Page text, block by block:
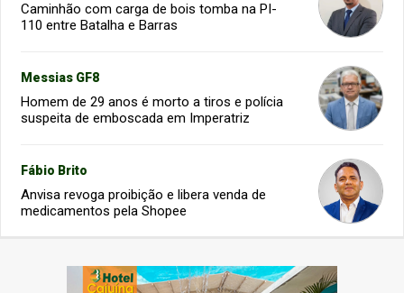
Caminhão com carga de bois tomba na PI-
110 entre Batalha e Barras
Messias GF8
Homem de 29 anos é morto a tiros e polícia
suspeita de emboscada em Imperatriz
Fábio Brito
Anvisa revoga proibição e libera venda de
medicamentos pela Shopee